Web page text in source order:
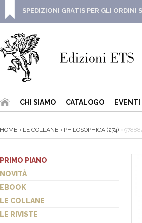
SPEDIZIONI GRATIS PER GLI ORDINI
CHI SIAMO CATALOGO
HOME LE COLLANE PHILOSOPHICA (274)
PRIMO PIANO
NOVITÀ
EBOOK
LE COLLANE
LE RIVISTE